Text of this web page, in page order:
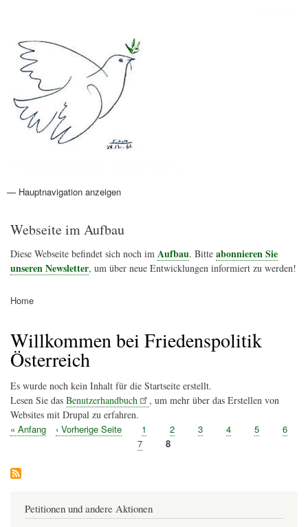
Hauptnavigation
— Hauptnavigation anzeigen
Aktionen
Friedensbewegung
Friedensprojekte
Home
Konflikte
Links
Narichtenlinks
News
Politik
Termine
Texte
Kunst
Friedensexperten
Friedensforschung
Friedensinitiativen
Friedensnachrichten
Webseite im Aufbau
Diese Webseite befindet sich noch im Aufbau. Bitte abonnieren Sie
unseren Newsletter, um über neue Entwicklungen informiert zu werden!
Home
Willkommen bei Friedenspolitik
Österreich
Es wurde noch kein Inhalt für die Startseite erstellt.
Lesen Sie das Benutzerhandbuch
, um mehr über das Erstellen von
Websites mit Drupal zu erfahren.
Seitennummerierung
Erste
« Anfang
Vorherige
‹ Vorherige Seite Seite
1 Seite
2 Seite
3 Seite
4 Seite
5 Seite
6
Seite
7 Seite
8
Petitionen und andere Aktionen